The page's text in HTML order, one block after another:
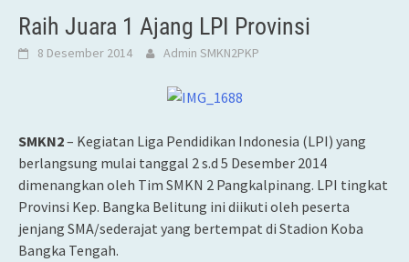
Raih Juara 1 Ajang LPI Provinsi
8 Desember 2014 Admin SMKN2PKP
SMKN2– Kegiatan Liga Pendidikan Indonesia (LPI) yang
berlangsung mulai tanggal 2 s.d 5 Desember 2014
dimenangkan oleh Tim SMKN 2 Pangkalpinang. LPI tingkat
Provinsi Kep. Bangka Belitung ini diikuti oleh peserta
jenjang SMA/sederajat yang bertempat di Stadion Koba
Bangka Tengah.